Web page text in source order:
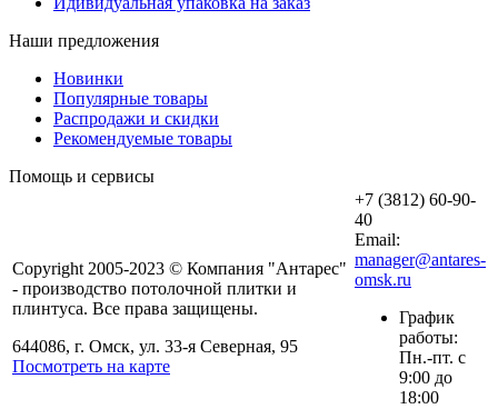
Наши предложения
Новинки
Популярные товары
Распродажи и скидки
Рекомендуемые товары
Помощь и сервисы
Copyright 2005-2023 © Компания "Антарес"
- производство потолочной плитки и
плинтуса. Все права защищены.
644086, г. Омск, ул. 33-я Северная, 95
Посмотреть на карте
+7 (3812) 60-90-
40
Email:
manager@antares-
omsk.ru
График
работы:
Пн.-пт. с
9:00 до
18:00